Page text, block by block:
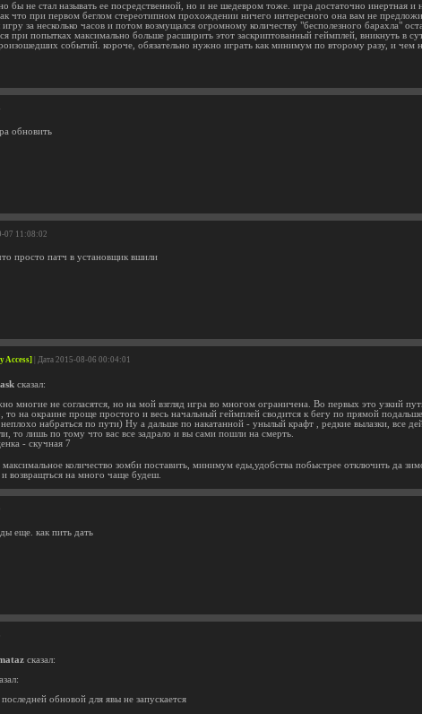
бы не стал называть ее посредственной, но и не шедевром тоже. игра достаточно инертная и
что при первом беглом стереотипном прохождении ничего интересного она вам не
игру за несколько часов и потом возмущался огромному количеству "бесполезного барахла"
при попытках максимально больше расширить этот заскриптованный геймплей, вникнуть в
событий. короче, обязательно нужно играть как минимум по второму разу, и чем
обновить
07 11:08:02
просто патч в установщик вшили
Access] | Дата 2015-08-06 00:04:01
сказал:
многие не согласятся, но на мой взгляд игра во многом ограничена. Во первых это узкий
то на окраине проще простого и весь начальный геймплей сводится к бегу по прямой
набраться по пути) Ну а дальше по накатанной - унылый крафт , редкие вылазки, все
то лишь по тому что вас все задрало и вы сами пошли на смерть.
- скучная 7
максимальное количество зомби поставить, минимум еды,удобства побыстрее отключить да
возвращться на много чаще будеш.
еще. как пить дать
сказал:
обновой для явы не запускается